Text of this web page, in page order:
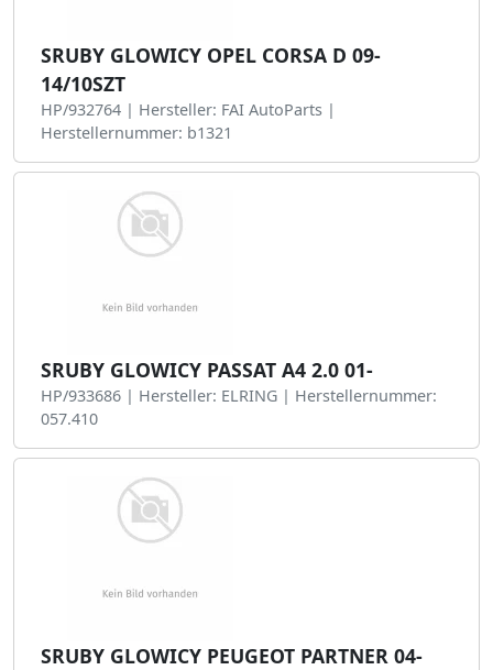
SRUBY GLOWICY OPEL CORSA D 09-
14/10SZT
HP/932764 | Hersteller: FAI AutoParts |
Herstellernummer: b1321
SRUBY GLOWICY PASSAT A4 2.0 01-
HP/933686 | Hersteller: ELRING | Herstellernummer:
057.410
SRUBY GLOWICY PEUGEOT PARTNER 04-